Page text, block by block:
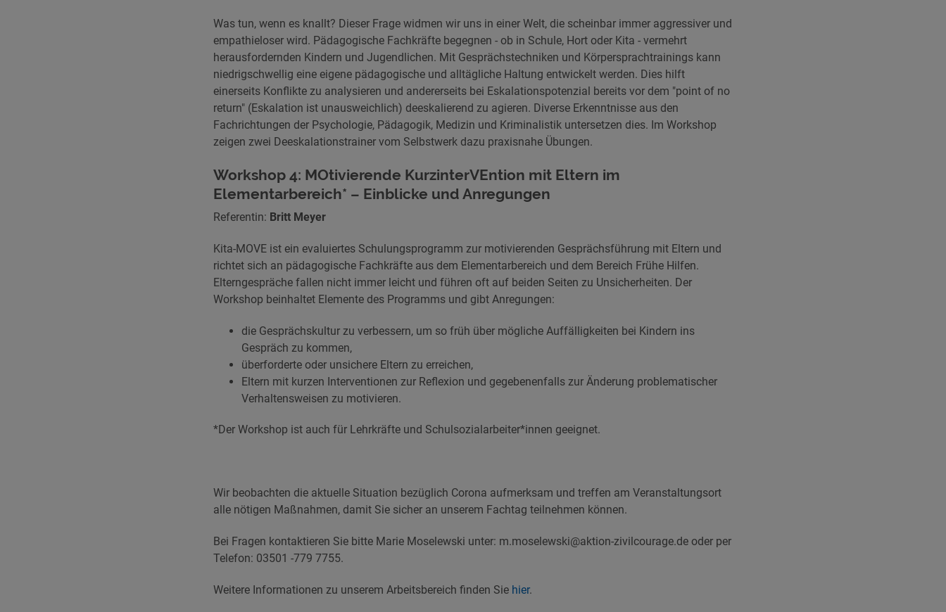
Was tun, wenn es knallt? Dieser Frage widmen wir uns in einer Welt, die scheinbar immer aggressiver und
empathieloser wird. Pädagogische Fachkräfte begegnen - ob in Schule, Hort oder Kita - vermehrt
herausfordernden Kindern und Jugendlichen. Mit Gesprächstechniken und Körpersprachtrainings kann
niedrigschwellig eine eigene pädagogische und alltägliche Haltung entwickelt werden. Dies hilft
einerseits Konflikte zu analysieren und andererseits bei Eskalationspotenzial bereits vor dem "point of no
return" (Eskalation ist unausweichlich) deeskalierend zu agieren. Diverse Erkenntnisse aus den
Fachrichtungen der Psychologie, Pädagogik, Medizin und Kriminalistik untersetzen dies. Im Workshop
zeigen zwei Deeskalationstrainer vom Selbstwerk dazu praxisnahe Übungen.
Workshop 4: MOtivierende KurzinterVEntion mit Eltern im
Elementarbereich* – Einblicke und Anregungen
Referentin: Britt Meyer
Kita-MOVE ist ein evaluiertes Schulungsprogramm zur motivierenden Gesprächsführung mit Eltern und
richtet sich an pädagogische Fachkräfte aus dem Elementarbereich und dem Bereich Frühe Hilfen.
Elterngespräche fallen nicht immer leicht und führen oft auf beiden Seiten zu Unsicherheiten. Der
Workshop beinhaltet Elemente des Programms und gibt Anregungen:
die Gesprächskultur zu verbessern, um so früh über mögliche Auffälligkeiten bei Kindern ins
Gespräch zu kommen,
überforderte oder unsichere Eltern zu erreichen,
Eltern mit kurzen Interventionen zur Reflexion und gegebenenfalls zur Änderung problematischer
Verhaltensweisen zu motivieren.
*Der Workshop ist auch für Lehrkräfte und Schulsozialarbeiter*innen geeignet.
Wir beobachten die aktuelle Situation bezüglich Corona aufmerksam und treffen am Veranstaltungsort
alle nötigen Maßnahmen, damit Sie sicher an unserem Fachtag teilnehmen können.
Bei Fragen kontaktieren Sie bitte Marie Moselewski unter: m.moselewski@aktion-zivilcourage.de oder per
Telefon: 03501 -779 7755.
Weitere Informationen zu unserem Arbeitsbereich finden Sie hier.